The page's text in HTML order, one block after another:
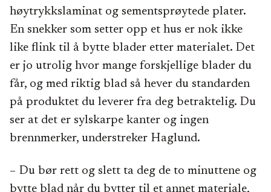
høytrykkslaminat og sementsprøytede plater.
En snekker som setter opp et hus er nok ikke
like flink til å bytte blader etter materialet. Det
er jo utrolig hvor mange forskjellige blader du
får, og med riktig blad så hever du standarden
på produktet du leverer fra deg betraktelig. Du
ser at det er sylskarpe kanter og ingen
brennmerker, understreker Haglund.
– Du bør rett og slett ta deg de to minuttene og
bytte blad når du bytter til et annet materiale,